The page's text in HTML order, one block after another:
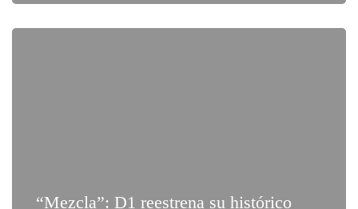
“Mezcla”: D1 reestrena su histórico